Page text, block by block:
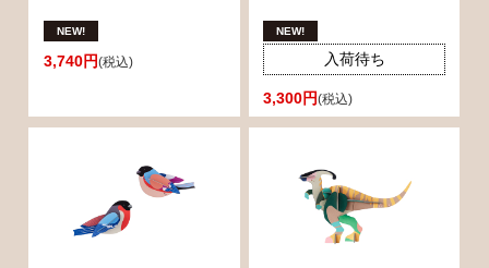
3,740円(税込) 入荷待ち
3,300円(税込)